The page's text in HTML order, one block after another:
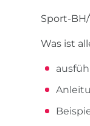
Sport-BH/
Was ist